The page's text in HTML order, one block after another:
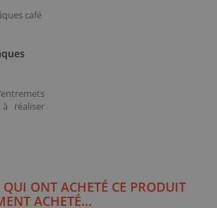
réaliser
QUI ONT ACHETÉ CE PRODUIT
ACHETÉ...